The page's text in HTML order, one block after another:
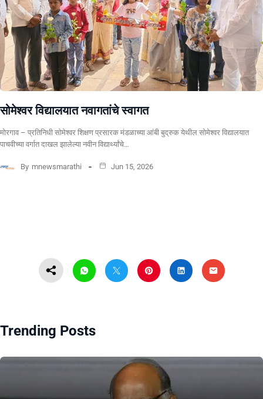
सोमेश्वर विद्यालयात नवागतांचे स्वागत
मोरगाव – प्रतिनिधी सोमेश्वर शिक्षण प्रसारक मंडळाच्या आंबी बुद्रुक येथील सोमेश्वर विद्यालयात
पाचवीच्या वर्गात दाखल झालेल्या नवीन विद्यार्थ्यांचे…
By mnewsmarathi Jun 15, 2026
Trending Posts